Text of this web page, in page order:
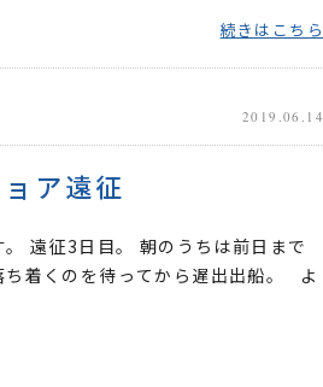
続きはこちら
2019.06.14
ア遠征
遠征3日目。 朝のうちは前日まで
着くのを待ってから遅出出船。 よ